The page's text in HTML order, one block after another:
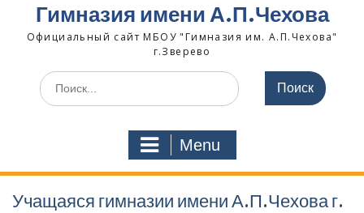
Гимназия имени А.П.Чехова
Официальный сайт МБОУ "Гимназия им. А.П.Чехова"
г.Зверево
Search
for:
Menu
Учащаяся гимназии имени А.П.Чехова г.